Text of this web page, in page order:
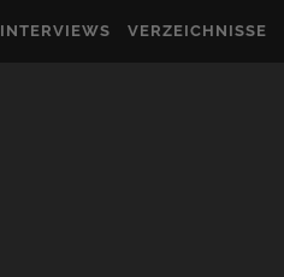
INTERVIEWS VERZEICHNISSE